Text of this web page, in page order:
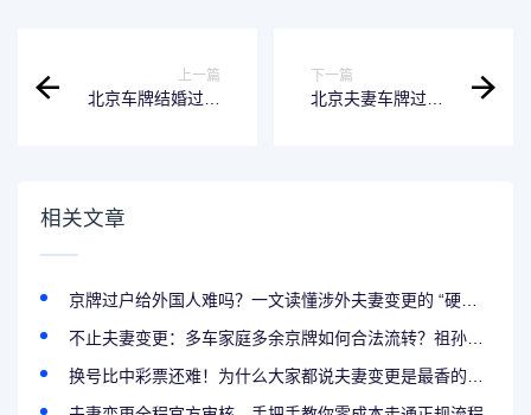
上一篇
北京车牌结婚过户
下一篇
北京夫妻车牌过户
相关文章
京牌过户给外国人难吗？一文读懂涉外夫妻变更的 “硬门槛”
不止夫妻变更：多车家庭多余京牌如何合法流转？祖孙过户与家庭积分攻略
换号比中彩票还难！为什么大家都说夫妻变更是最香的拿牌方式？